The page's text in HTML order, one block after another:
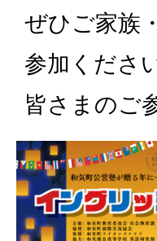
ぜひご家族
参加くださ
皆さまのご